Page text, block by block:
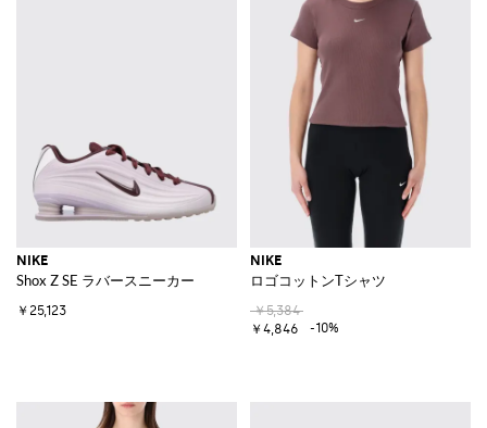
NIKE
Shox Z SE ラバースニーカー
￥25,123
NIKE
ロゴコットンTシャツ
￥5,384
￥4,846
-10%